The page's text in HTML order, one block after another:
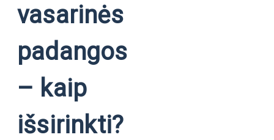
vasarinės
padangos
– kaip
išsirinkti?